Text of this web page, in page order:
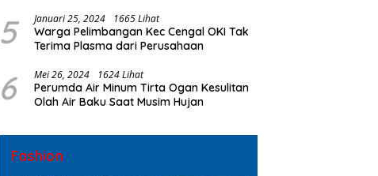
5 Januari 25, 2024 1665 Lihat
Warga Pelimbangan Kec Cengal OKI Tak
Terima Plasma dari Perusahaan
6 Mei 26, 2024 1624 Lihat
Perumda Air Minum Tirta Ogan Kesulitan
Olah Air Baku Saat Musim Hujan
Fashion